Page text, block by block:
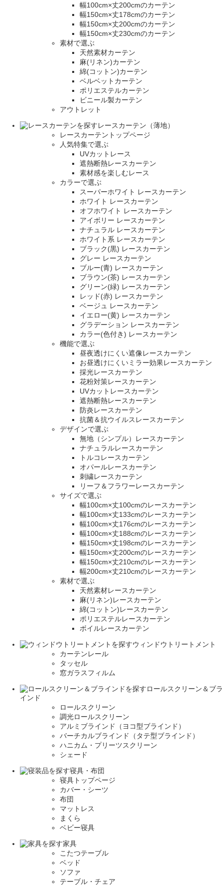
幅100cm×丈200cmのカーテン
幅150cm×丈178cmのカーテン
幅150cm×丈200cmのカーテン
幅150cm×丈230cmのカーテン
素材で選ぶ
天然素材カーテン
麻(リネン)カーテン
綿(コットン)カーテン
ベルベットカーテン
ポリエステルカーテン
ビニール製カーテン
アウトレット
レースカーテン（薄地）
レースカーテントップページ
人気特集で選ぶ
UVカットレース
遮熱断熱レースカーテン
素材感を楽しむレース
カラーで選ぶ
スーパーホワイト レースカーテン
ホワイト レースカーテン
オフホワイト レースカーテン
アイボリー レースカーテン
ナチュラル レースカーテン
ホワイト系 レースカーテン
ブラック(黒) レースカーテン
グレー レースカーテン
ブルー(青) レースカーテン
ブラウン(茶) レースカーテン
グリーン(緑) レースカーテン
レッド(赤) レースカーテン
ベージュ レースカーテン
イエロー(黄) レースカーテン
グラデーション レースカーテン
カラー(色付き) レースカーテン
機能で選ぶ
昼夜透けにくい遮像レースカーテン
お昼透けにくいミラー効果レースカーテン
採光レースカーテン
花粉対策レースカーテン
UVカットレースカーテン
遮熱断熱レースカーテン
防炎レースカーテン
抗菌＆抗ウイルスレースカーテン
デザインで選ぶ
無地（シンプル）レースカーテン
ナチュラルレースカーテン
トルコレースカーテン
オパールレースカーテン
刺繍レースカーテン
リーフ＆フラワーレースカーテン
サイズで選ぶ
幅100cm×丈100cmのレースカーテン
幅100cm×丈133cmのレースカーテン
幅100cm×丈176cmのレースカーテン
幅100cm×丈188cmのレースカーテン
幅150cm×丈198cmのレースカーテン
幅150cm×丈200cmのレースカーテン
幅150cm×丈210cmのレースカーテン
幅200cm×丈210cmのレースカーテン
素材で選ぶ
天然素材レースカーテン
麻(リネン)レースカーテン
綿(コットン)レースカーテン
ポリエステルレースカーテン
ボイルレースカーテン
ウィンドウトリートメント
カーテンレール
タッセル
窓ガラスフィルム
ロールスクリーン＆ブラ
インド
ロールスクリーン
調光ロールスクリーン
アルミブラインド（ヨコ型ブラインド）
バーチカルブラインド（タテ型ブラインド）
ハニカム・プリーツスクリーン
シェード
寝具・布団
寝具トップページ
カバー・シーツ
布団
マットレス
まくら
ベビー寝具
家具
こたつテーブル
ベッド
ソファ
テーブル・チェア